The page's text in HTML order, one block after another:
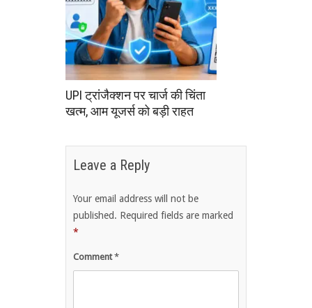
UPI ट्रांजैक्शन पर चार्ज की चिंता
खत्म, आम यूजर्स को बड़ी राहत
Leave a Reply
Your email address will not be
published. Required fields are marked
*
Comment*